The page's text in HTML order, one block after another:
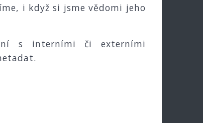
i když si jsme vědomi jeho
s interními či externími